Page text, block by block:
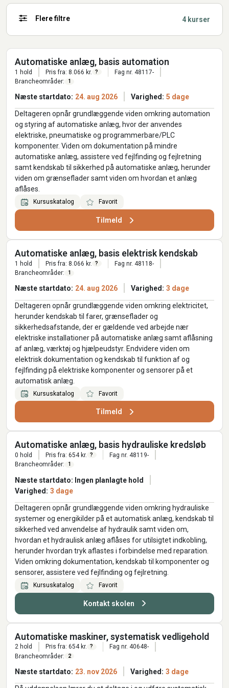
Flere filtre 4 kurser
Automatiske anlæg, basis automation
1 hold Pris fra: 8.066 kr. ?
Fag nr. 48117-
Brancheområder:
1
Næste startdato: 24. aug 2026 Varighed: 5 dage
Deltageren opnår grundlæggende viden omkring automation
og styring af automatiske anlæg, hvor der anvendes
elektriske, pneumatiske og programmerbare/PLC
komponenter. Viden om dokumentation på mindre
automatiske anlæg, assistere ved fejlfinding og fejlretning
samt kendskab til sikkerhed på automatiske anlæg, herunder
viden om grænseflader samt viden om hvordan et anlæg
aflåses.
Kursuskatalog Favorit
Tilmeld
Automatiske anlæg, basis elektrisk kendskab
1 hold Pris fra: 8.066 kr. ?
Fag nr. 48118-
Brancheområder:
1
Næste startdato: 24. aug 2026 Varighed: 3 dage
Deltageren opnår grundlæggende viden omkring elektricitet,
herunder kendskab til farer, grænseflader og
sikkerhedsafstande, der er gældende ved arbejde nær
elektriske installationer på automatiske anlæg samt aflåsning
af anlæg, værktøj og hjælpeudstyr. Endvidere viden om
elektrisk dokumentation og kendskab til funktion af og
fejlfinding på elektriske komponenter og sensorer på et
automatisk anlæg.
Kursuskatalog Favorit
Tilmeld
Automatiske anlæg, basis hydrauliske kredsløb
0 hold Pris fra: 654 kr. ?
Fag nr. 48119-
Brancheområder:
1
Næste startdato: Ingen planlagte hold
Varighed: 3 dage
Deltageren opnår grundlæggende viden omkring hydrauliske
systemer og energikilder på et automatisk anlæg, kendskab til
sikkerhed ved anvendelse af hydraulik samt viden om,
hvordan et hydraulisk anlæg aflåses for utilsigtet indkobling,
herunder hvordan tryk aflastes i forbindelse med reparation.
Viden omkring dokumentation, kendskab til komponenter og
sensorer, assistere ved fejlfinding og fejlretning.
Kursuskatalog Favorit
Kontakt skolen
Automatiske maskiner, systematisk vedligehold
2 hold Pris fra: 654 kr. ?
Fag nr. 40648-
Brancheområder:
2
Næste startdato: 23. nov 2026 Varighed: 3 dage